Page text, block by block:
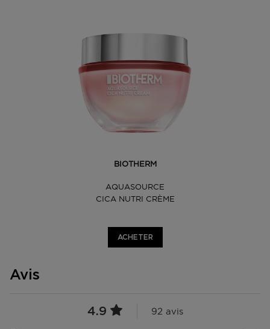
BIOTHERM
AQUASOURCE
CICA NUTRI CRÈME
ACHETER
Avis
4.9 92 avis